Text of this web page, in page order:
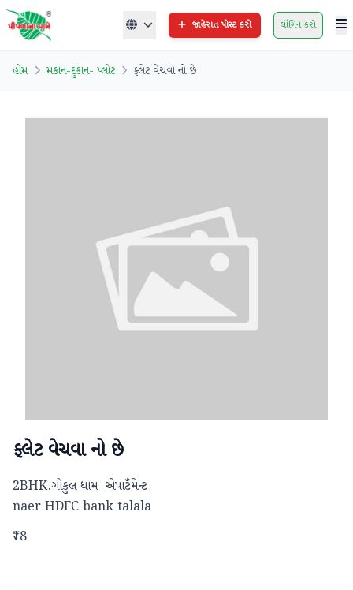
જાહેરાત પોસ્ટ કરો લૉગિન કરો
હોમ મકાન-દુકાન- પ્લોટ ફ્લેટ વેચવા નો છે
ફ્લેટ વેચવા નો છે
2BHK.ગોકુલ ધામ  એપાટઁમેન્ટ
naer HDFC bank talala
₹18